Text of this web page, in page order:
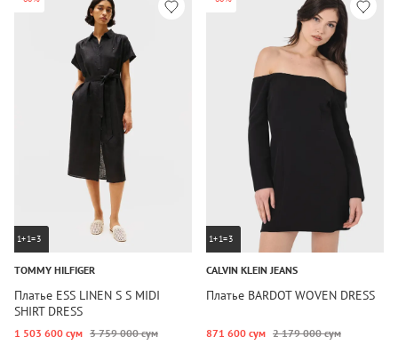
1+1=3
TOMMY HILFIGER
Платье ESS LINEN S S MIDI
SHIRT DRESS
1 503 600 сум 3 759 000 сум
1+1=3
CALVIN KLEIN JEANS
Платье BARDOT WOVEN DRESS
871 600 сум 2 179 000 сум